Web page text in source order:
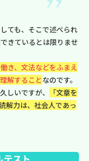
ても、そこで述べられ
きているとは限りませ
き、文法などをふまえ
解することなのです。
しいですが、
「文章を
解力は、社会人であっ